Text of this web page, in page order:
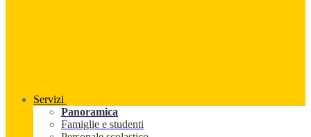
Servizi
Panoramica
Famiglie e studenti